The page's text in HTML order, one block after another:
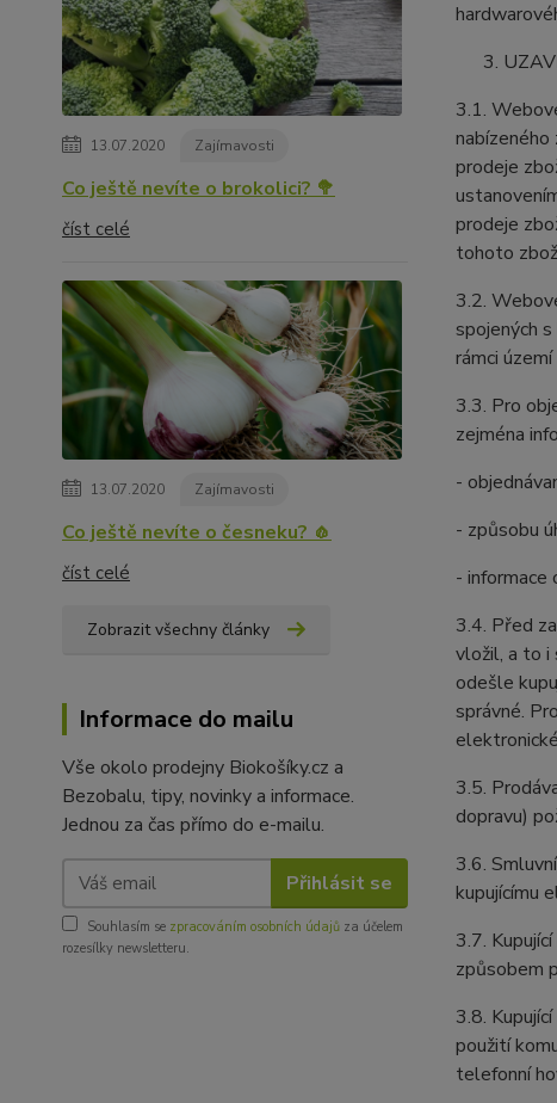
13.07.2020 Zajímavosti
Co ještě nevíte o brokolici? 🥦
číst celé
13.07.2020 Zajímavosti
Co ještě nevíte o česneku? 🧄
číst celé
Zobrazit všechny články
Informace do mailu
Vše okolo prodejny Biokošíky.cz a
Bezobalu, tipy, novinky a informace.
Jednou za čas přímo do e-mailu.
Přihlásit se
Souhlasím se zpracováním osobních údajů za účelem
rozesílky newsletteru.
3.1.
nabízeného
prodeje
prodeje
tohoto
3.2.
spojených
rámci
3.3. Pro
zejména
-
- způsobu
- informace
3.4. Před
vložil, a to i
odešle
správné.
3.5.
dopravu)
3.6.
kupujícímu
3.7.
způsobem
3.8.
použití
telefonní